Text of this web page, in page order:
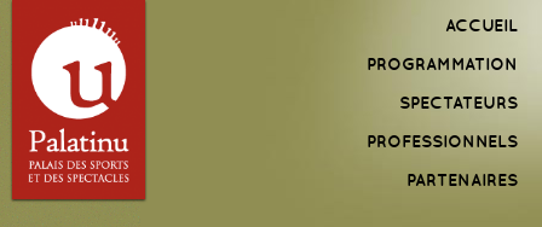
Menu
principal
ACCUEIL
PROGRAMMATION
SPECTATEURS
PROFESSIONNELS
PARTENAIRES